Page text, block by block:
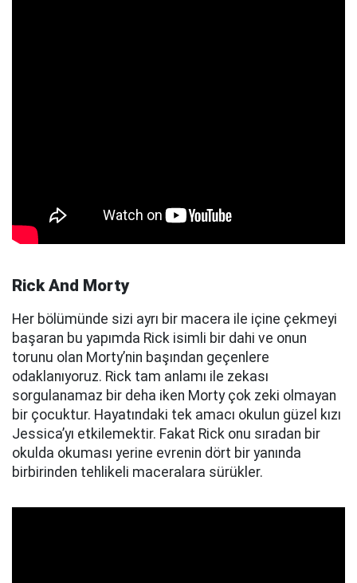
Rick And Morty
Her bölümünde sizi ayrı bir macera ile içine çekmeyi
başaran bu yapımda Rick isimli bir dahi ve onun
torunu olan Morty’nin başından geçenlere
odaklanıyoruz. Rick tam anlamı ile zekası
sorgulanamaz bir deha iken Morty çok zeki olmayan
bir çocuktur. Hayatındaki tek amacı okulun güzel kızı
Jessica’yı etkilemektir. Fakat Rick onu sıradan bir
okulda okuması yerine evrenin dört bir yanında
birbirinden tehlikeli maceralara sürükler.